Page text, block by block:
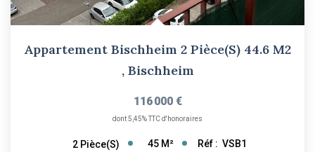
Appartement Bischheim 2 Pièce(s) 44.6 M2
, Bischheim
116 000 €
dont 5,45% TTC d'honoraires
2 Pièce(s) 45 M² Réf : VSB1